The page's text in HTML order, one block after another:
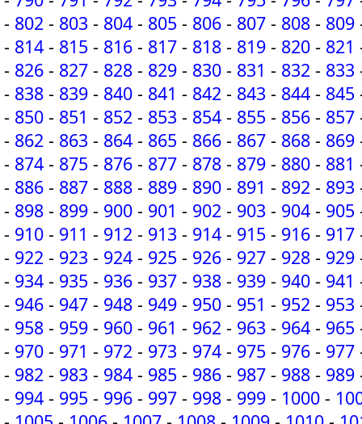
- 802 - 803 - 804 - 805 - 806 - 807 - 808 - 809
- 814 - 815 - 816 - 817 - 818 - 819 - 820 - 821
- 826 - 827 - 828 - 829 - 830 - 831 - 832 - 833
- 838 - 839 - 840 - 841 - 842 - 843 - 844 - 845
- 850 - 851 - 852 - 853 - 854 - 855 - 856 - 857
- 862 - 863 - 864 - 865 - 866 - 867 - 868 - 869
- 874 - 875 - 876 - 877 - 878 - 879 - 880 - 881
- 886 - 887 - 888 - 889 - 890 - 891 - 892 - 893
- 898 - 899 - 900 - 901 - 902 - 903 - 904 - 905
- 910 - 911 - 912 - 913 - 914 - 915 - 916 - 917
- 922 - 923 - 924 - 925 - 926 - 927 - 928 - 929
- 934 - 935 - 936 - 937 - 938 - 939 - 940 - 941
- 946 - 947 - 948 - 949 - 950 - 951 - 952 - 953
- 958 - 959 - 960 - 961 - 962 - 963 - 964 - 965
- 970 - 971 - 972 - 973 - 974 - 975 - 976 - 977
- 982 - 983 - 984 - 985 - 986 - 987 - 988 - 989
- 994 - 995 - 996 - 997 - 998 - 999 - 1000 -